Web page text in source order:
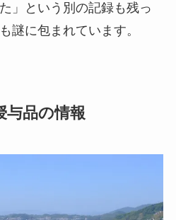
」という別の記録も残っ
謎に包まれています。
与品の情報